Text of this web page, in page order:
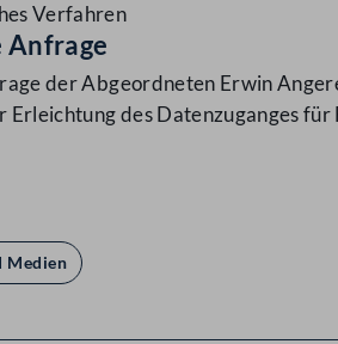
Verfahren
der Abgeordneten Erwin
Erleichtung des Datenzuganges
Medien